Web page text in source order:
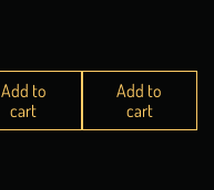
Add to
cart
Add to
cart